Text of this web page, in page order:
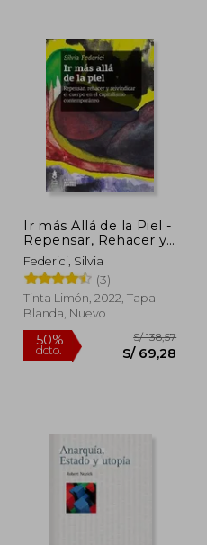
35%
dcto.
55%
Ir más Allá de la Piel -
Repensar, Rehacer y
Reivindicar el Cuerpo
en el Capitalismo
Contemporáneo
Federici, Silvia
(3)
Tinta Limón, 2022, Tapa
Blanda, Nuevo